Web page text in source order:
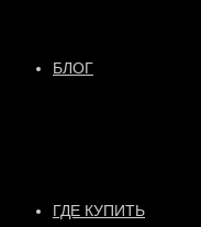
БЛОГ
ГДЕ КУПИТЬ